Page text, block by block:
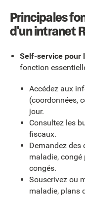
Principales
d'un intranet
Self-service pour
fonction
Accédez aux
(coordonnées,
jour.
Consultez les
fiscaux.
Demandez des
maladie, congé
congés.
Souscrivez ou
maladie, plans